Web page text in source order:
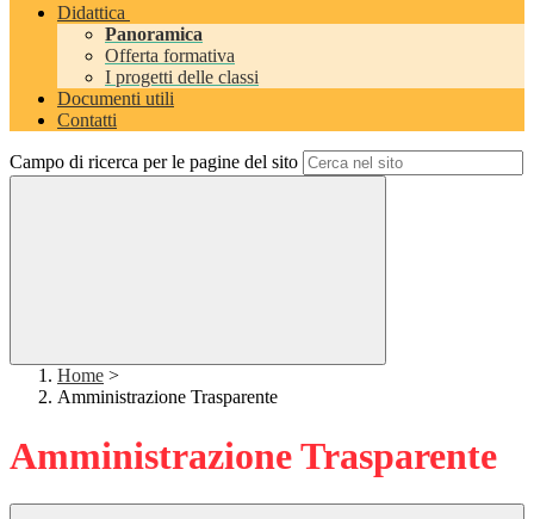
Didattica
Panoramica
Offerta formativa
I progetti delle classi
Documenti utili
Contatti
Campo di ricerca per le pagine del sito
Home >
Amministrazione Trasparente
Amministrazione Trasparente